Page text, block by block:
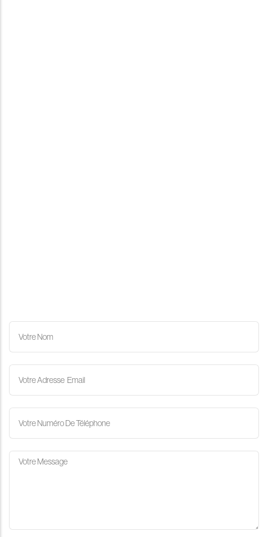
NOM
PRÉNOM
EMAIL
NUMÉRO
DE
TÉLÉPHONE
VOTRE